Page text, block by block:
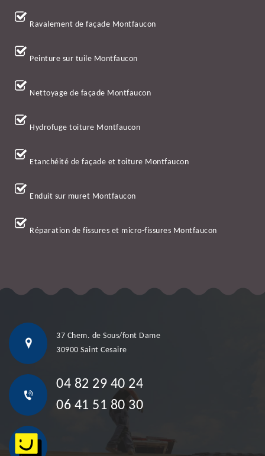
Ravalement de façade Montfaucon
Peinture sur tuile Montfaucon
Nettoyage de façade Montfaucon
Hydrofuge toiture Montfaucon
Etanchéité de façade et toiture Montfaucon
Enduit sur muret Montfaucon
Réparation de fissures et micro-fissures Montfaucon
37 Chem. de Sous/font Dame
30900 Saint Cesaire
04 82 29 40 24
06 41 51 80 30